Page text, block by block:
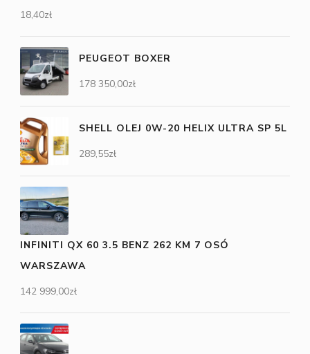
18,40zł
PEUGEOT BOXER
178 350,00zł
SHELL OLEJ 0W-20 HELIX ULTRA SP 5L
289,55zł
INFINITI QX 60 3.5 BENZ 262 KM 7 OSÓ
WARSZAWA
142 999,00zł